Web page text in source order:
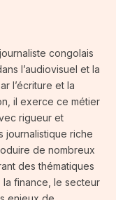
congolais
l’audiovisuel et la
l’écriture et la
il exerce ce métier
rigueur et
journalistique riche
de nombreux
des thématiques
la finance, le secteur